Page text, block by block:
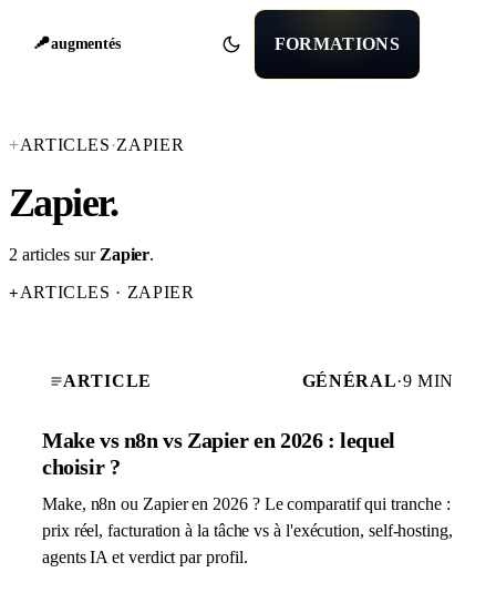
augmentés FORMATIONS
+ARTICLES ·ZAPIER
Zapier.
2 articles sur Zapier.
+ARTICLES · ZAPIER
ARTICLE GÉNÉRAL·9 MIN
Make vs n8n vs Zapier en 2026 : lequel
choisir ?
Make, n8n ou Zapier en 2026 ? Le comparatif qui tranche :
prix réel, facturation à la tâche vs à l'exécution, self-hosting,
agents IA et verdict par profil.